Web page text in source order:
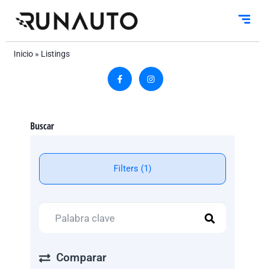
Inicio» Listings
Buscar
Filters (1)
Comparar